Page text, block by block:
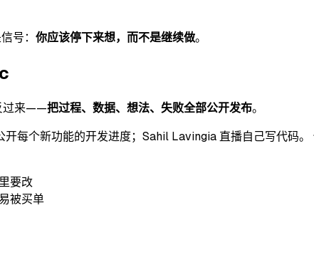
号： 你应该停下来想，而不是继续做。
过来——把过程、数据、想法、失败全部公开发布。
每个新功能的开发进度；Sahil Lavingia 直播自己写代码。
要改
被买单